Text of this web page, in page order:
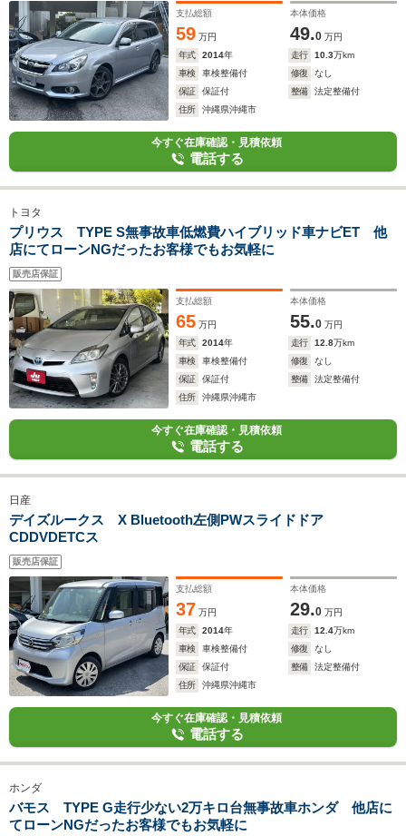
支払総額
59 万円
本体価格
49.0 万円
年式
2014年 走行 10.3万km
車検
車検整備付 修復
なし
保証
保証付 整備
法定整備付
住所
沖縄県沖縄市
今すぐ在庫確認・見積依頼
電話する
トヨタ
プリウス TYPE S無事故車低燃費ハイブリッド車ナビET 他
店にてローンNGだったお客様でもお気軽に
販売店保証
支払総額
65 万円
本体価格
55.0 万円
年式
2014年 走行 12.8万km
車検
車検整備付 修復
なし
保証
保証付 整備
法定整備付
住所
沖縄県沖縄市
今すぐ在庫確認・見積依頼
電話する
日産
デイズルークス X Bluetooth左側PWスライドドア
CDDVDETCス
販売店保証
支払総額
37 万円
本体価格
29.0 万円
年式
2014年 走行 12.4万km
車検
車検整備付 修復
なし
保証
保証付 整備
法定整備付
住所
沖縄県沖縄市
今すぐ在庫確認・見積依頼
電話する
ホンダ
バモス TYPE G走行少ない2万キロ台無事故車ホンダ 他店に
てローンNGだったお客様でもお気軽に